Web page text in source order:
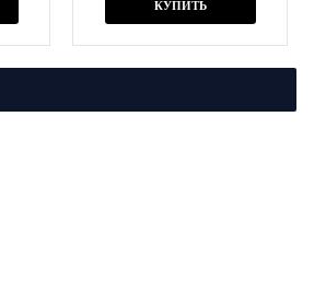
КУПИТЬ